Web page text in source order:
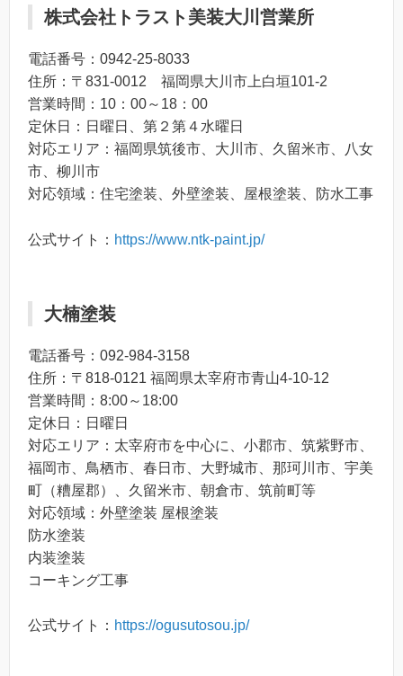
株式会社トラスト美装大川営業所
電話番号：0942-25-8033
住所：〒831-0012 福岡県大川市上白垣101-2
営業時間：10：00～18：00
定休日：日曜日、第２第４水曜日
対応エリア：福岡県筑後市、大川市、久留米市、八女
市、柳川市
対応領域：住宅塗装、外壁塗装、屋根塗装、防水工事
公式サイト： https://www.ntk-paint.jp/
大楠塗装
電話番号：092-984-3158
住所：〒818-0121 福岡県太宰府市青山4-10-12
営業時間：8:00～18:00
定休日：日曜日
対応エリア：太宰府市を中心に、小郡市、筑紫野市、
福岡市、鳥栖市、春日市、大野城市、那珂川市、宇美
町（糟屋郡）、久留米市、朝倉市、筑前町等
対応領域：外壁塗装 屋根塗装
防水塗装
内装塗装
コーキング工事
公式サイト： https://ogusutosou.jp/